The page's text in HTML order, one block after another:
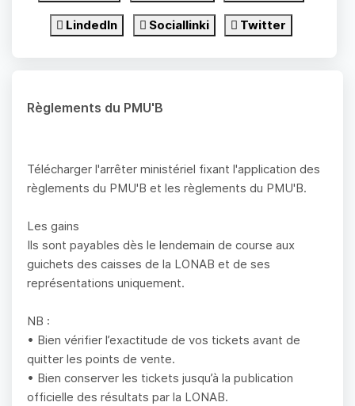
LindedIn Sociallinki Twitter
Règlements du PMU'B
Télécharger l'arrêter ministériel fixant l'application des
règlements du PMU'B et les règlements du PMU'B.
Les gains
Ils sont payables dès le lendemain de course aux
guichets des caisses de la LONAB et de ses
représentations uniquement.
NB :
• Bien vérifier l’exactitude de vos tickets avant de
quitter les points de vente.
• Bien conserver les tickets jusqu’à la publication
officielle des résultats par la LONAB.